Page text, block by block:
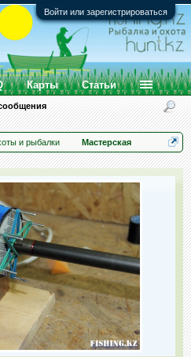
Войти или зарегистрироваться
и рыбалки Мастерская
Карты Статьи